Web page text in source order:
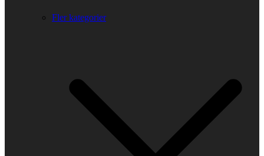
Fler kategorier